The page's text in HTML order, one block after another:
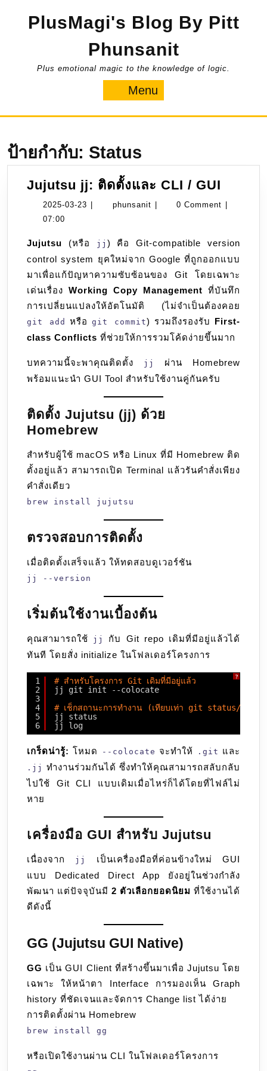
PlusMagi's Blog By Pitt
Phunsanit
Plus emotional magic to the knowledge of logic.
Menu
ป้ายกำกับ: Status
Jujutsu jj: ติดตั้งและ CLI / GUI
jj:
และ
CLI
/
GUI
2025-03-23 2025- phunsanit phunsanit0 Comment
07:00
Jujutsu (หรือ jj ) คือ Git-compatible version
control system ยุคใหม่จาก Google ที่ถูกออกแบบ
มาเพื่อแก้ปัญหาความซับซ้อนของ Git โดยเฉพาะ
เด่นเรื่อง Working Copy Management ที่บันทึก
การเปลี่ยนแปลงให้อัตโนมัติ (ไม่จำเป็นต้องคอย
git add หรือ git commit) รวมถึงรองรับ First-
class Conflicts ที่ช่วยให้การรวมโค้ดง่ายขึ้นมาก
บทความนี้จะพาคุณติดตั้ง jj
ผ่าน Homebrew
พร้อมแนะนำ GUI Tool สำหรับใช้งานคู่กันครับ
ติดตั้ง Jujutsu (jj) ด้วย
Homebrew
สำหรับผู้ใช้ macOS หรือ Linux ที่มี Homebrew ติด
ตั้งอยู่แล้ว สามารถเปิด Terminal แล้วรันคำสั่งเพียง
คำสั่งเดียว
brew install jujutsu
ตรวจสอบการติดตั้ง
เมื่อติดตั้งเสร็จแล้ว ให้ทดสอบดูเวอร์ชัน
jj --version
เริ่มต้นใช้งานเบื้องต้น
คุณสามารถใช้ jj
กับ Git repo เดิมที่มีอยู่แล้วได้
ทันที โดยสั่ง initialize ในโฟลเดอร์โครงการ
?
1
2
3
4
5
6
# สำหรับโครงการ Git เดิมที่มีอยู่แล้ว
jj git init --colocate
# เช็กสถานะการทำงาน (เทียบเท่า git status/log)
jj status
jj log
เกร็ดน่ารู้: โหมด --colocate จะทำให้ .git และ
.jj
ทำงานร่วมกันได้ ซึ่งทำให้คุณสามารถสลับกลับ
ไปใช้ Git CLI แบบเดิมเมื่อไหร่ก็ได้โดยที่ไฟล์ไม่
หาย
เครื่องมือ GUI สำหรับ Jujutsu
เนื่องจาก jj
เป็นเครื่องมือที่ค่อนข้างใหม่ GUI
แบบ Dedicated Direct App ยังอยู่ในช่วงกำลัง
พัฒนา แต่ปัจจุบันมี 2 ตัวเลือกยอดนิยม ที่ใช้งานได้
ดีดังนี้
GG (Jujutsu GUI Native)
GG เป็น GUI Client ที่สร้างขึ้นมาเพื่อ Jujutsu โดย
เฉพาะ ให้หน้าตา Interface การมองเห็น Graph
history ที่ชัดเจนและจัดการ Change list ได้ง่าย
การติดตั้งผ่าน Homebrew
brew install gg
หรือเปิดใช้งานผ่าน CLI ในโฟลเดอร์โครงการ